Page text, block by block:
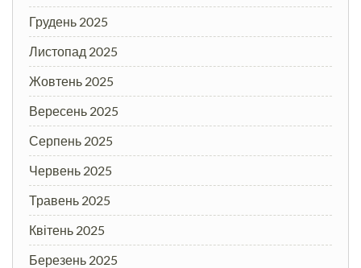
Грудень 2025
Листопад 2025
Жовтень 2025
Вересень 2025
Серпень 2025
Червень 2025
Травень 2025
Квітень 2025
Березень 2025